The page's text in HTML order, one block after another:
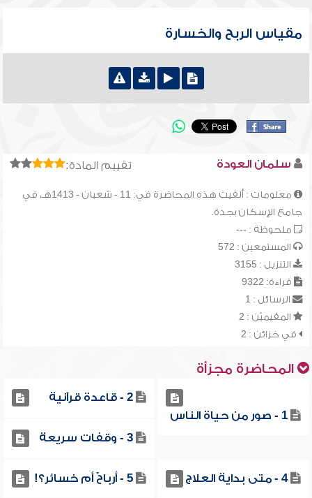
مقياس الربح والخسارة
تقييم المادة: سلمان العودة
معلومات : ألقيت هذه المحاضرة في: 11 - شعبان - 1413هـ، في
جامع الإسكان بجدة.
ملحوظة : ---
المستمعين : 572
التنزيل : 3155
قراءة: 9322
الرسائل : 1
المقيميّن : 2
في خزائن : 2
المحاضرة مجزأة
1 - صور من حياة الناس
2 - قاعدة قرآنية
3 - وقفات سريعة
4 - متى بداية العلاج 5 - أرباحٌ أم خسائر؟!